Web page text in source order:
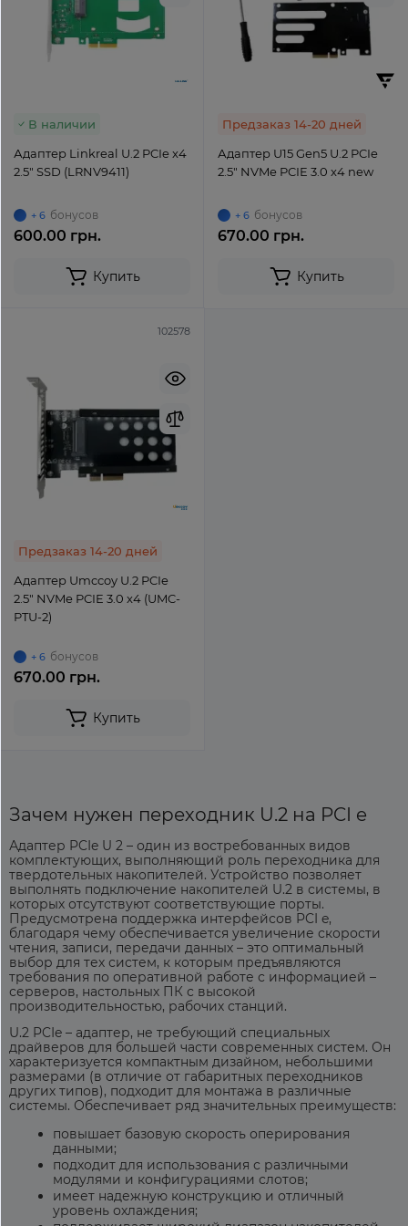
В наличии
Адаптер Linkreal U.2 PCIe x4
2.5" SSD (LRNV9411)
+ 6 бонусов
600.00 грн.
Купить
Предзаказ 14-20 дней
Адаптер U15 Gen5 U.2 PCIe
2.5" NVMe PCIE 3.0 x4 new
+ 6 бонусов
670.00 грн.
Купить
102578
Предзаказ 14-20 дней
Адаптер Umccoy U.2 PCIe
2.5" NVMe PCIE 3.0 x4 (UMC-
PTU-2)
+ 6 бонусов
670.00 грн.
Купить
Зачем нужен переходник U.2 на PCI e
Адаптер PCIe U 2 – один из востребованных видов
комплектующих, выполняющий роль переходника для
твердотельных накопителей. Устройство позволяет
выполнять подключение накопителей U.2 в системы, в
которых отсутствуют соответствующие порты.
Предусмотрена поддержка интерфейсов PCI e,
благодаря чему обеспечивается увеличение скорости
чтения, записи, передачи данных – это оптимальный
выбор для тех систем, к которым предъявляются
требования по оперативной работе с информацией –
серверов, настольных ПК с высокой
производительностью, рабочих станций.
U.2 PCIe – адаптер, не требующий специальных
драйверов для большей части современных систем. Он
характеризуется компактным дизайном, небольшими
размерами (в отличие от габаритных переходников
других типов), подходит для монтажа в различные
системы. Обеспечивает ряд значительных преимуществ:
повышает базовую скорость оперирования
данными;
подходит для использования с различными
модулями и конфигурациями слотов;
имеет надежную конструкцию и отличный
уровень охлаждения;